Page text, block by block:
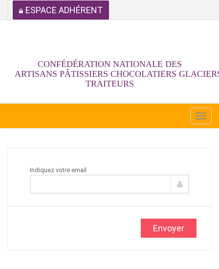
ESPACE ADHÉRENT
CONFÉDÉRATION NATIONALE DES
ARTISANS PÂTISSIERS CHOCOLATIERS
TRAITEURS
Indiquez votre email
Envoyer